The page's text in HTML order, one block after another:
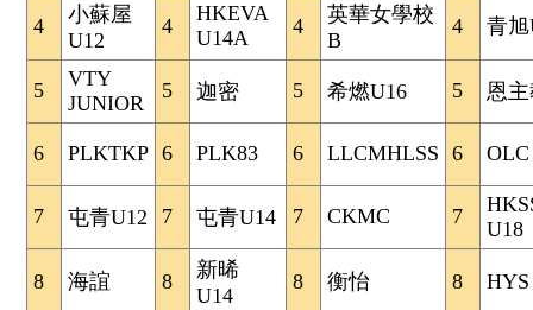
4
小蘇屋
U12
4
HKEVA
U14A
4
英華女學校
B
4 青旭
5
VTY
JUNIOR
5 迦密 5 希燃U16 5 恩
6 PLKTKP 6 PLK83 6 LLCMHLSS 6 OLC
7 屯青U12 7 屯青U14 7 CKMC 7
U18
8 海誼 8
新晞
U14
8 衡怡 8 HYS